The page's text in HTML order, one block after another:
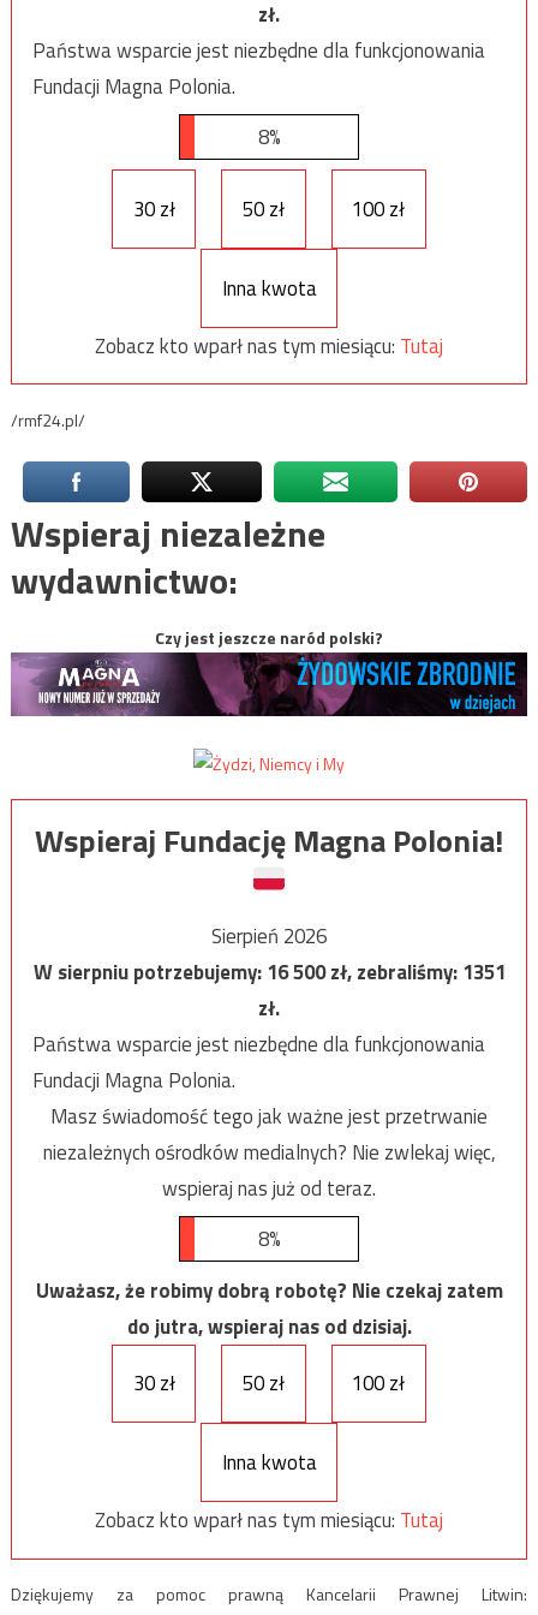
zł.
Państwa wsparcie jest niezbędne dla funkcjonowania
Fundacji Magna Polonia.
8%
30 zł 50 zł 100 zł
Inna kwota
Zobacz kto wparł nas tym miesiącu: Tutaj
/rmf24.pl/
Wspieraj niezależne
wydawnictwo:
Czy jest jeszcze naród polski?
Wspieraj Fundację Magna Polonia!
Sierpień 2026
W sierpniu potrzebujemy:16 500zł, zebraliśmy:1351
zł.
Państwa wsparcie jest niezbędne dla funkcjonowania
Fundacji Magna Polonia.
Masz świadomość tego jak ważne jest przetrwanie
niezależnych ośrodków medialnych? Nie zwlekaj więc,
wspieraj nas już od teraz.
8%
Uważasz, że robimy dobrą robotę? Nie czekaj zatem
do jutra, wspieraj nas od dzisiaj.
30 zł
50 zł 100 zł
Inna kwota
Zobacz kto wparł nas tym miesiącu: Tutaj
Dziękujemy za pomoc prawną Kancelarii Prawnej Litwin: